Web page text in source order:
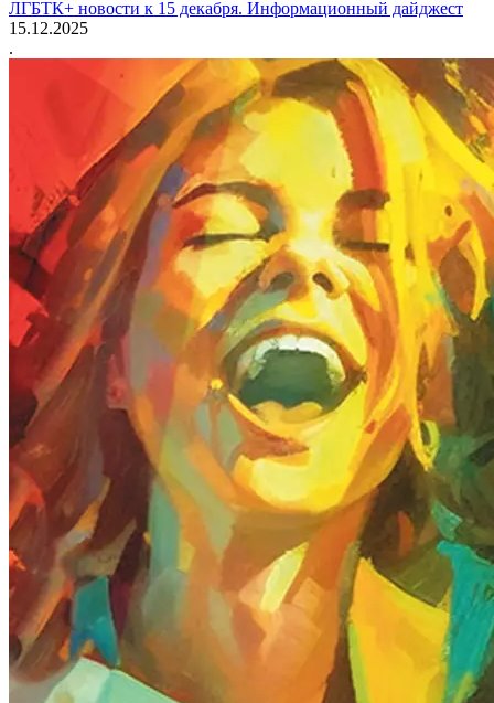
ЛГБТК+ новости к 15 декабря. Информационный дайджест
15.12.2025
.